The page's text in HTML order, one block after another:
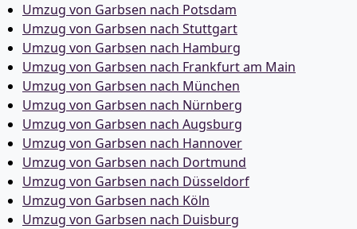
Umzug von Garbsen nach Potsdam
Umzug von Garbsen nach Stuttgart
Umzug von Garbsen nach Hamburg
Umzug von Garbsen nach Frankfurt am Main
Umzug von Garbsen nach München
Umzug von Garbsen nach Nürnberg
Umzug von Garbsen nach Augsburg
Umzug von Garbsen nach Hannover
Umzug von Garbsen nach Dortmund
Umzug von Garbsen nach Düsseldorf
Umzug von Garbsen nach Köln
Umzug von Garbsen nach Duisburg